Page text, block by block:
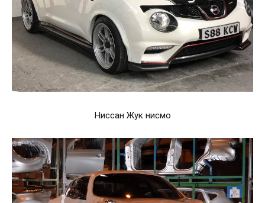
Ниссан Жук нисмо